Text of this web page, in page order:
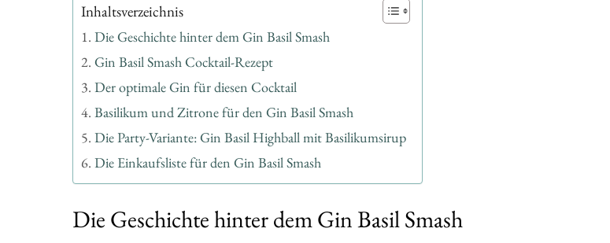
Inhaltsverzeichnis
Die Geschichte hinter dem Gin Basil Smash
Gin Basil Smash Cocktail-Rezept
Der optimale Gin für diesen Cocktail
Basilikum und Zitrone für den Gin Basil Smash
Die Party-Variante: Gin Basil Highball mit Basilikumsirup
Die Einkaufsliste für den Gin Basil Smash
Die Geschichte hinter dem Gin Basil Smash